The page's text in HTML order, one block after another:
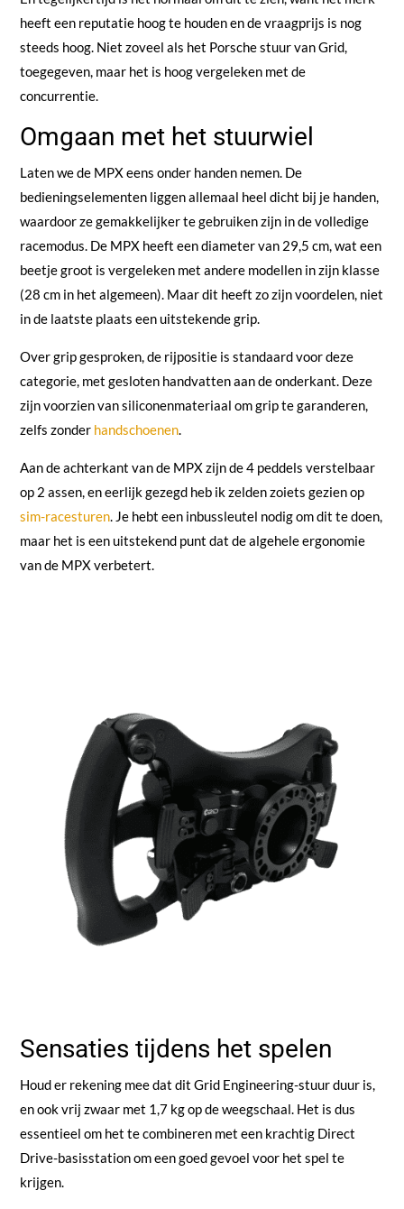
heeft een reputatie hoog te houden en de vraagprijs is nog
steeds hoog. Niet zoveel als het Porsche stuur van Grid,
toegegeven, maar het is hoog vergeleken met de
concurrentie.
Omgaan met het stuurwiel
Laten we de MPX eens onder handen nemen. De
bedieningselementen liggen allemaal heel dicht bij je handen,
waardoor ze gemakkelijker te gebruiken zijn in de volledige
racemodus. De MPX heeft een diameter van 29,5 cm, wat een
beetje groot is vergeleken met andere modellen in zijn klasse
(28 cm in het algemeen). Maar dit heeft zo zijn voordelen, niet
in de laatste plaats een uitstekende grip.
Over grip gesproken, de rijpositie is standaard voor deze
categorie, met gesloten handvatten aan de onderkant. Deze
zijn voorzien van siliconenmateriaal om grip te garanderen,
zelfs zonder handschoenen.
Aan de achterkant van de MPX zijn de 4 peddels verstelbaar
op 2 assen, en eerlijk gezegd heb ik zelden zoiets gezien op
sim-racesturen. Je hebt een inbussleutel nodig om dit te doen,
maar het is een uitstekend punt dat de algehele ergonomie
van de MPX verbetert.
Sensaties tijdens het spelen
Houd er rekening mee dat dit Grid Engineering-stuur duur is,
en ook vrij zwaar met 1,7 kg op de weegschaal. Het is dus
essentieel om het te combineren met een krachtig Direct
Drive-basisstation om een goed gevoel voor het spel te
krijgen.